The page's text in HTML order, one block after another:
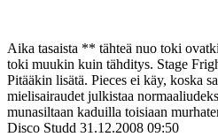
Aika tasaista ** tähteä nuo toki
toki muukin kuin tähditys. Stage
Pitääkin lisätä. Pieces ei käy, koska
mielisairaudet julkistaa
munasiltaan kaduilla toisiaan
Disco Studd 31.12.2008 09:50